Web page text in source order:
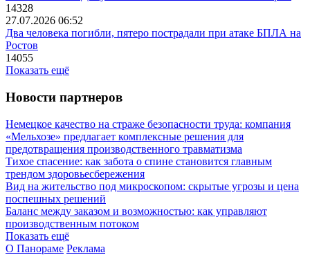
14328
27.07.2026 06:52
Два человека погибли, пятеро пострадали при атаке БПЛА на
Ростов
14055
Показать ещё
Новости партнеров
Немецкое качество на страже безопасности труда: компания
«Мельхозе» предлагает комплексные решения для
предотвращения производственного травматизма
Тихое спасение: как забота о спине становится главным
трендом здоровьесбережения
Вид на жительство под микроскопом: скрытые угрозы и цена
поспешных решений
Баланс между заказом и возможностью: как управляют
производственным потоком
Показать ещё
О Панораме Реклама